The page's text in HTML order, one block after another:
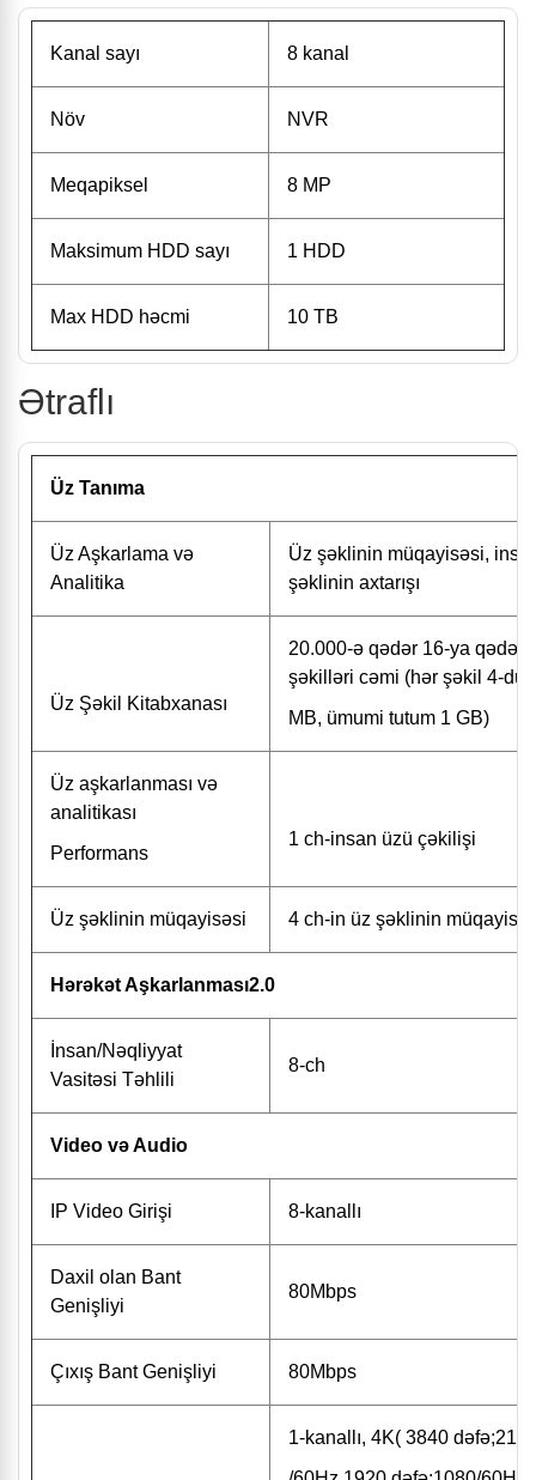
Kanal sayı 8 kanal
Növ NVR
Meqapiksel 8 MP
Maksimum HDD sayı 1 HDD
Max HDD həcmi 10 TB
Ətraflı
Üz Tanıma
Üz Aşkarlama və
Analitika
Üz şəklinin müqayisəsi,
şəklinin axtarışı
Üz Şəkil Kitabxanası
20.000-ə qədər 16-ya qədər
şəkilləri cəmi (hər şəkil 4-dür)
MB, ümumi tutum 1 GB)
Üz aşkarlanması və
analitikası
Performans
1 ch-insan üzü çəkilişi
Üz şəklinin müqayisəsi 4 ch-in üz şəklinin
Hərəkət Aşkarlanması2.0
İnsan/Nəqliyyat
Vasitəsi Təhlili
8-ch
Video və Audio
IP Video Girişi 8-kanallı
Daxil olan Bant
Genişliyi
80Mbps
Çıxış Bant Genişliyi 80Mbps
1-kanallı, 4K( 3840